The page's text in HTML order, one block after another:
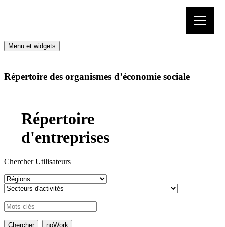
Menu et widgets
Répertoire des organismes d’économie sociale
Répertoire
d'entreprises
Chercher Utilisateurs